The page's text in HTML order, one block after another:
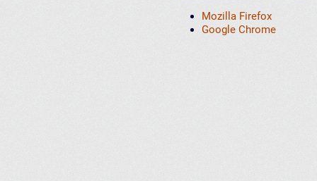
Mozilla Firefox
Google Chrome